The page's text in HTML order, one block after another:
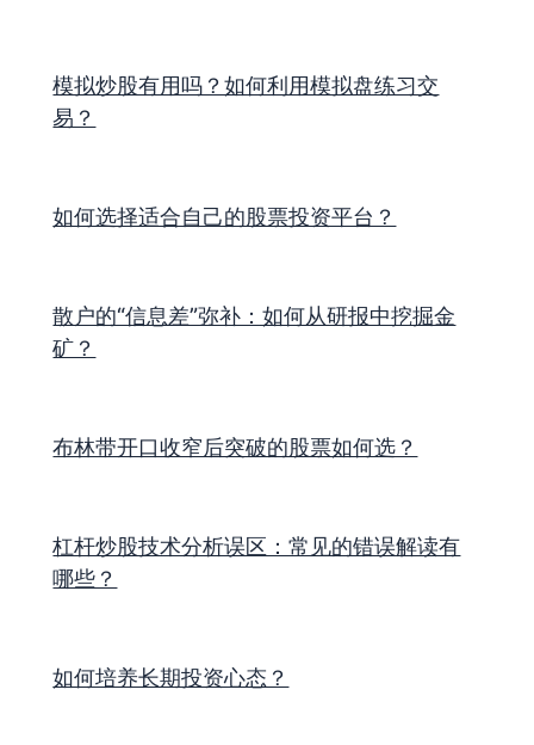
模拟炒股有用吗？如何利用模拟盘练习交
易？
如何选择适合自己的股票投资平台？
散户的“信息差”弥补：如何从研报中挖掘金
矿？
布林带开口收窄后突破的股票如何选？
杠杆炒股技术分析误区：常见的错误解读有
哪些？
如何培养长期投资心态？